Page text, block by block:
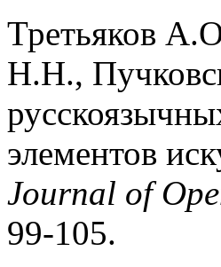
Третьяков
Н.Н.,
элементов
Journal of
99-105.